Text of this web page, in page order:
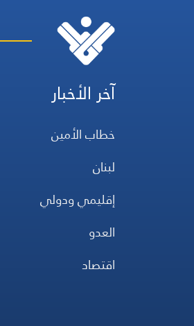
آخر الأخبار
خطاب الأمين
لبنان
إقليمي ودولي
العدو
اقتصاد